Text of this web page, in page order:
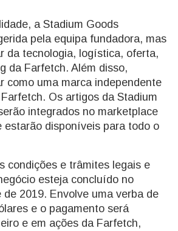
a Stadium Goods
pela equipa fundadora, mas
da tecnologia, logística, oferta,
da Farfetch. Além disso,
como uma marca independente
Os artigos da Stadium
integrados no marketplace
estarão disponíveis para todo o
condições e trâmites legais e
esteja concluído no
2019. Envolve uma verba de
e o pagamento será
e em ações da Farfetch,